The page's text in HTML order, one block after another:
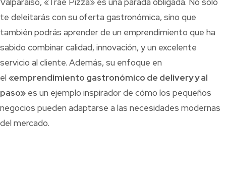
te deleitarás con su oferta gastronómica, sino que
también podrás aprender de un emprendimiento que ha
sabido combinar calidad, innovación, y un excelente
servicio al cliente. Además, su enfoque en
el «emprendimiento gastronómico de delivery y al
paso» es un ejemplo inspirador de cómo los pequeños
negocios pueden adaptarse a las necesidades modernas
del mercado.